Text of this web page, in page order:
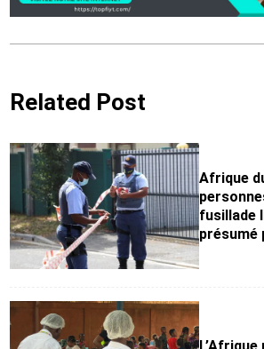
Related Post
Afrique
fusillade
présumé